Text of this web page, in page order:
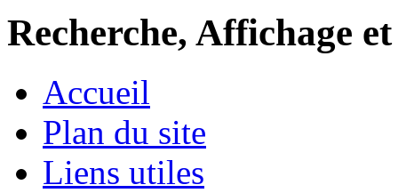
Recherche, Affichage
Accueil
Plan du site
Liens utiles